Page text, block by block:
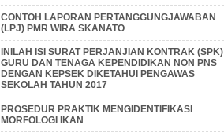
CONTOH LAPORAN PERTANGGUNGJAWABAN
(LPJ) PMR WIRA SKANATO
INILAH ISI SURAT PERJANJIAN KONTRAK (SPK)
GURU DAN TENAGA KEPENDIDIKAN NON PNS
DENGAN KEPSEK DIKETAHUI PENGAWAS
SEKOLAH TAHUN 2017
PROSEDUR PRAKTIK MENGIDENTIFIKASI
MORFOLOGI IKAN